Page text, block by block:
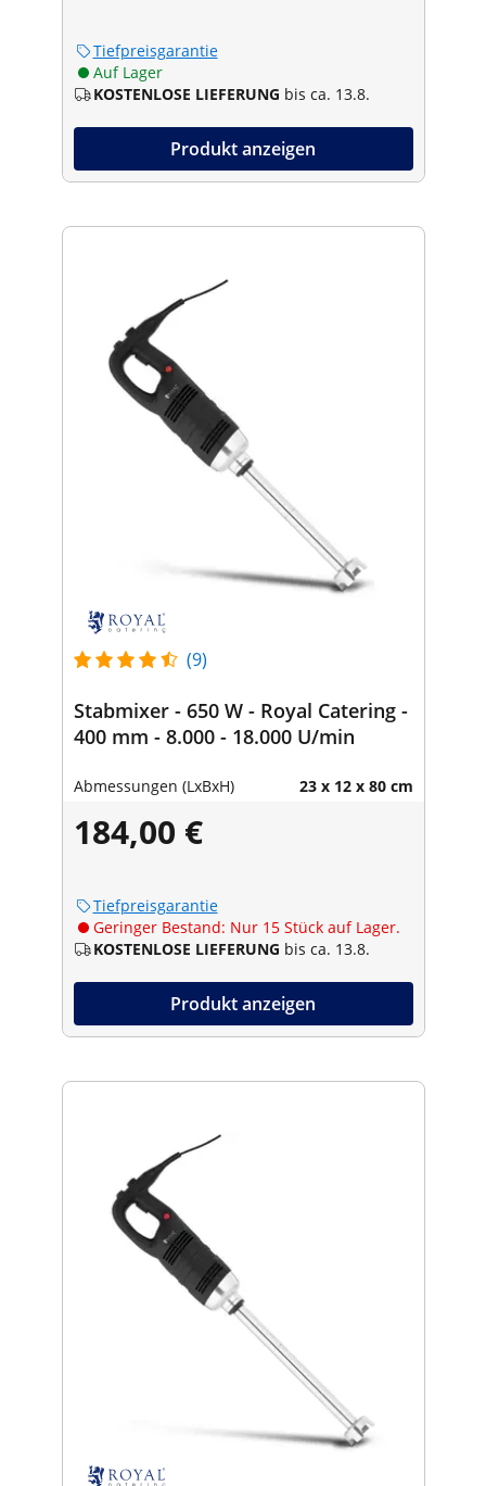
Tiefpreisgarantie
Auf Lager
KOSTENLOSE LIEFERUNG bis ca. 13.8.
Produkt anzeigen
(9)
Stabmixer - 650 W - Royal Catering -
400 mm - 8.000 - 18.000 U/min
Abmessungen (LxBxH) 23 x 12 x 80 cm
184,00 €
Tiefpreisgarantie
Geringer Bestand: Nur 15 Stück auf Lager.
KOSTENLOSE LIEFERUNG bis ca. 13.8.
Produkt anzeigen